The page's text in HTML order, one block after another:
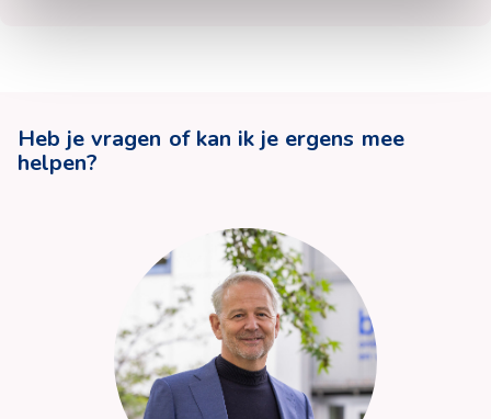
Heb je vragen of kan ik je ergens mee
helpen?